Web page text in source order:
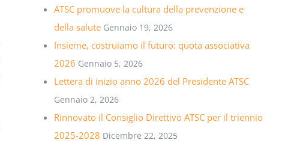
ATSC promuove la cultura della prevenzione e
della salute Gennaio 19, 2026
Insieme, costruiamo il futuro: quota associativa
2026 Gennaio 5, 2026
Lettera di inizio anno 2026 del Presidente ATSC
Gennaio 2, 2026
Rinnovato il Consiglio Direttivo ATSC per il triennio
2025-2028 Dicembre 22, 2025